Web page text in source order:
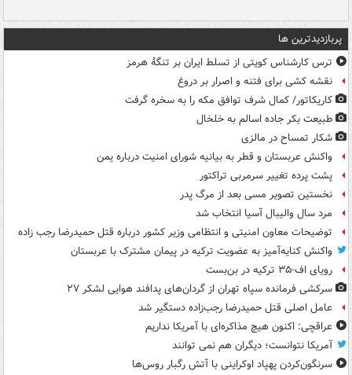
پربازدیدترین ها
ترس کارشناس کویتی از تسلط ایران بر تنگۀ هرمز
نقشه کشی برای فتنه و اصرار بر دروغ
کاریکاتور/ کمال شرف توافق مکه را به سخره گرفت
طبیعت بکر جاده اسالم به خلخال
شکار تمساح در مالزی
واکنش عربستان و قطر به بیانیه شورای امنیت درباره یمن
پشت پرده تغییر سرمربی تراکتور
نخستین تصویر مسی بعد از مرگ پدر
مرد سال والیبال آسیا انتخاب شد
توضیحات معاون امنیتی و انتظامی وزیر کشور درباره قتل حمیدرضا رجب زاده
واکنش کنایه‌آمیز به عضویت ترکیه در پیمان مشترک با عربستان
رویای اف-۳۵ ترکیه در بن‌بست
سرکشی فرمانده سپاه تهران از گردان‌های پدافند هوایی لشکر ۲۷
عامل اصلی قتل حمیدرضا رجب‌زاده دستگیر شد
عراقچی: اکنون هیچ مذاکره‌ای با آمریکا نداریم
آمریکا نتوانست؛ دیگران هم نمی توانند
سرنگون‌کردن پهپاد اوکراینی با آتش رگبار روس‌ها